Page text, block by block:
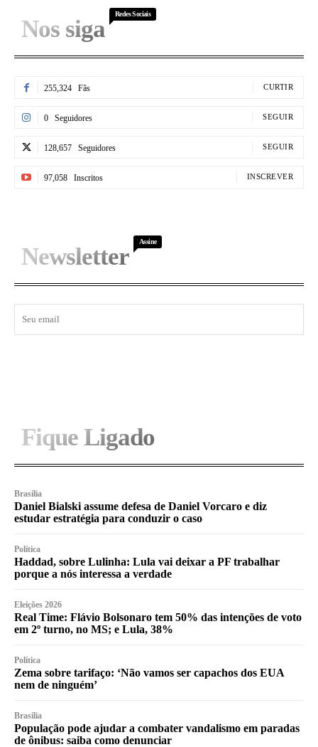
Nos siga
Redes Sociais
255,324 Fãs CURTIR
0 Seguidores SEGUIR
128,657 Seguidores SEGUIR
97,058 Inscritos INSCREVER
Newsletter
Assine
Fique Ligado
Brasília
Daniel Bialski assume defesa de Daniel Vorcaro e diz
estudar estratégia para conduzir o caso
Política
Haddad, sobre Lulinha: Lula vai deixar a PF trabalhar
porque a nós interessa a verdade
Eleições 2026
Real Time: Flávio Bolsonaro tem 50% das intenções de voto
em 2º turno, no MS; e Lula, 38%
Política
Zema sobre tarifaço: ‘Não vamos ser capachos dos EUA
nem de ninguém’
Brasília
População pode ajudar a combater vandalismo em paradas
de ônibus: saiba como denunciar